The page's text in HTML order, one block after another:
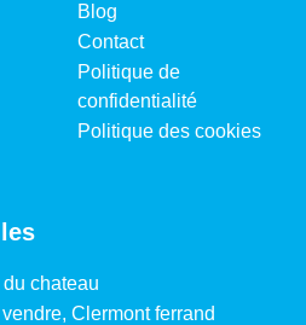
Blog
Contact
Politique de
confidentialité
Politique des cookies
chateau
Clermont ferrand